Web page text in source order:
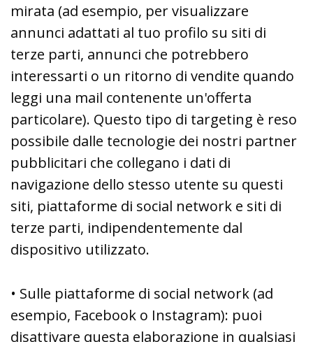
mirata (ad esempio, per visualizzare
annunci adattati al tuo profilo su siti di
terze parti, annunci che potrebbero
interessarti o un ritorno di vendite quando
leggi una mail contenente un'offerta
particolare). Questo tipo di targeting è reso
possibile dalle tecnologie dei nostri partner
pubblicitari che collegano i dati di
navigazione dello stesso utente su questi
siti, piattaforme di social network e siti di
terze parti, indipendentemente dal
dispositivo utilizzato.
• Sulle piattaforme di social network (ad
esempio, Facebook o Instagram): puoi
disattivare questa elaborazione in qualsiasi